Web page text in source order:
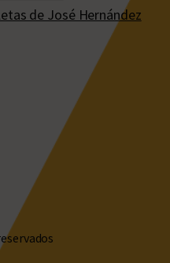
de José Hernández